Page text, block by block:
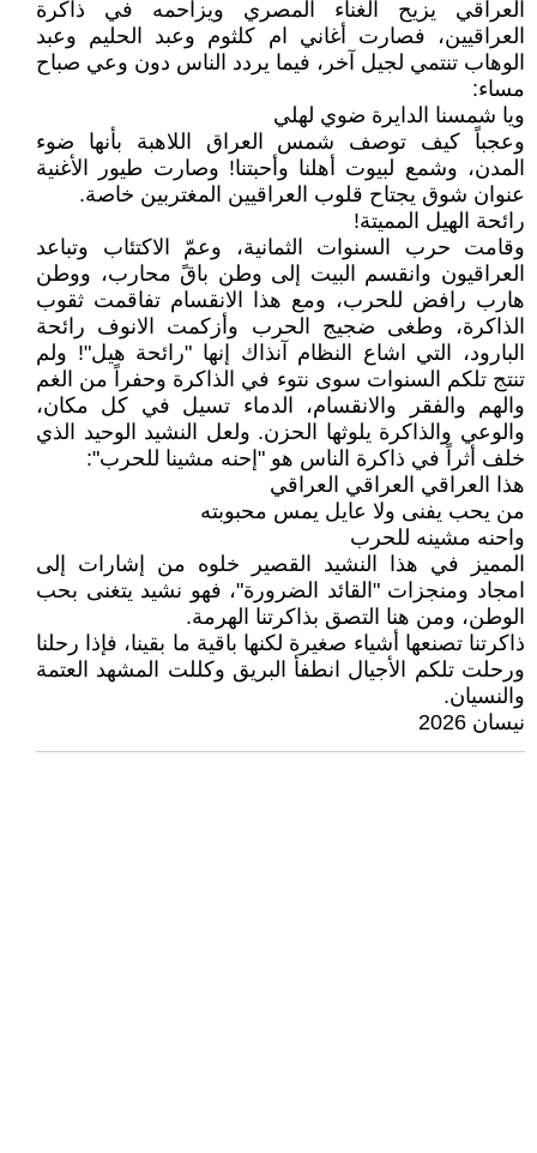
العراقي يزيح الغناء المصري ويزاحمه في ذاكرة
العراقيين، فصارت أغاني ام كلثوم وعبد الحليم وعبد
الوهاب تنتمي لجيل آخر، فيما يردد الناس دون وعي صباح
مساء:
ويا شمسنا الدايرة ضوي لهلي
وعجباً كيف توصف شمس العراق اللاهبة بأنها ضوء
المدن، وشمع لبيوت أهلنا وأحبتنا! وصارت طيور الأغنية
عنوان شوق يجتاح قلوب العراقيين المغتربين خاصة.
رائحة الهيل المميتة!
وقامت حرب السنوات الثمانية، وعمّ الاكتئاب وتباعد
العراقيون وانقسم البيت إلى وطن باقً محارب، ووطن
هارب رافض للحرب، ومع هذا الانقسام تفاقمت ثقوب
الذاكرة، وطغى ضجيج الحرب وأزكمت الانوف رائحة
البارود، التي اشاع النظام آنذاك إنها "رائحة هيل"! ولم
تنتج تلكم السنوات سوى نتوء في الذاكرة وحفراً من الغم
والهم والفقر والانقسام، الدماء تسيل في كل مكان،
والوعي والذاكرة يلوثها الحزن. ولعل النشيد الوحيد الذي
خلف أثراً في ذاكرة الناس هو "إحنه مشينا للحرب":
هذا العراقي العراقي العراقي
من يحب يفنى وﻻ عايل يمس محبوبته
واحنه مشينه للحرب
المميز في هذا النشيد القصير خلوه من إشارات إلى
امجاد ومنجزات "القائد الضرورة"، فهو نشيد يتغنى بحب
الوطن، ومن هنا التصق بذاكرتنا الهرمة.
ذاكرتنا تصنعها أشياء صغيرة لكنها باقية ما بقينا، فإذا رحلنا
ورحلت تلكم الأجيال انطفأ البريق وكللت المشهد العتمة
والنسيان.
نيسان 2026